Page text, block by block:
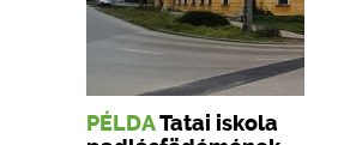
PÉLDA Tatai iskola